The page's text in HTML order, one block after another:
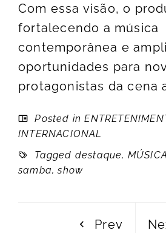
Com essa visão, o
fortalecendo a música
contemporânea e
oportunidades para
protagonistas da cena
Posted in
INTERNACIONAL
Tagged destaque,
samba,show
Prev